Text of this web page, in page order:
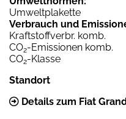
Umweltplakette
Verbrauch und
Kraftstoffverbr. komb.
CO2-Emissionen komb.
CO2-Klasse
Standort
Details zum Fiat